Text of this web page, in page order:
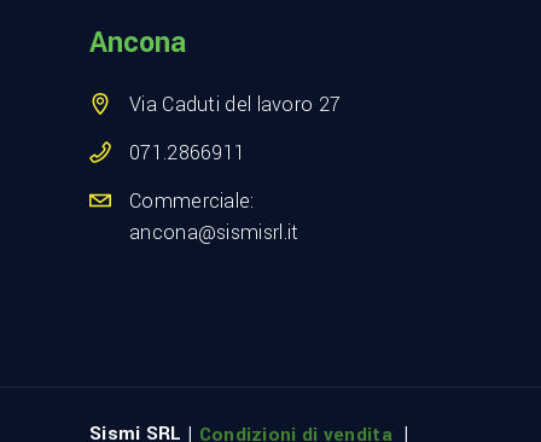
Ancona
Via Caduti del lavoro 27
071.2866911
Commerciale:
ancona@sismisrl.it
Sismi SRL | Condizioni di vendita |